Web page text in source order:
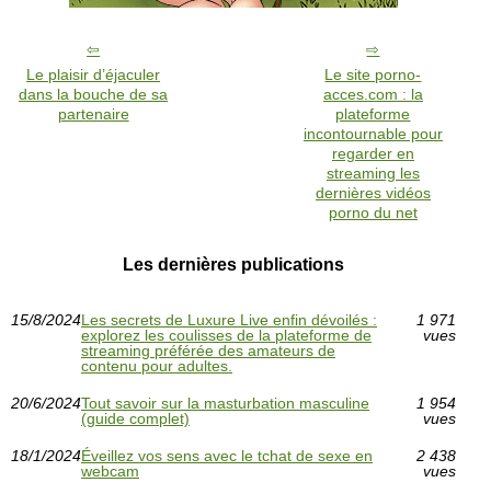
Le plaisir d’éjaculer
dans la bouche de sa
partenaire
Le site porno-
acces.com : la
plateforme
incontournable pour
regarder en
streaming les
dernières vidéos
porno du net
Les dernières publications
15/8/2024Les secrets de Luxure Live enfin dévoilés :
explorez les coulisses de la plateforme de
streaming préférée des amateurs de
contenu pour adultes.
1 971
vues
20/6/2024Tout savoir sur la masturbation masculine
(guide complet)
1 954
vues
18/1/2024Éveillez vos sens avec le tchat de sexe en
webcam
2 438
vues